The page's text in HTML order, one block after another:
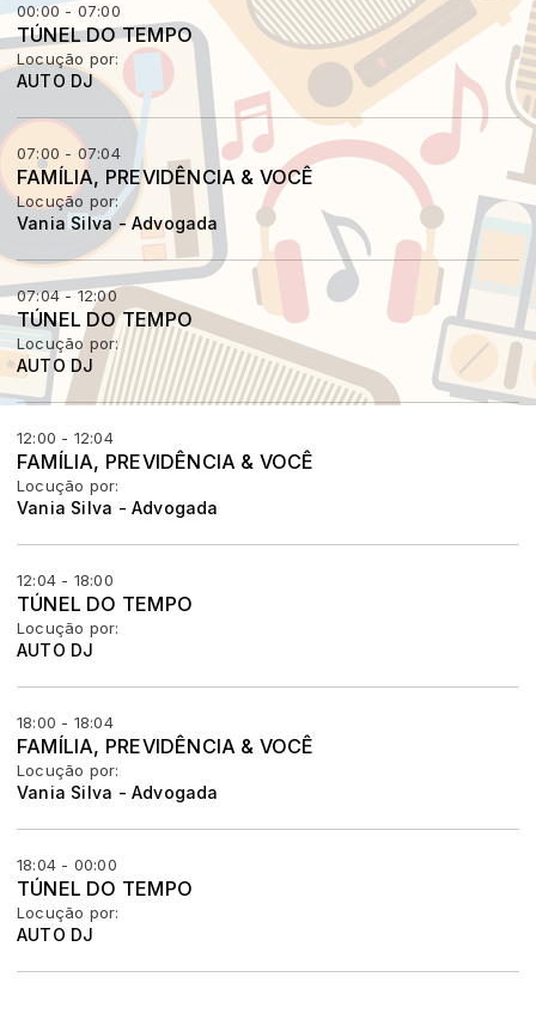
00:00 - 07:00
TÚNEL DO TEMPO
Locução por:
AUTO DJ
07:00 - 07:04
FAMÍLIA, PREVIDÊNCIA & VOCÊ
Locução por:
Vania Silva - Advogada
07:04 - 12:00
TÚNEL DO TEMPO
Locução por:
AUTO DJ
12:00 - 12:04
FAMÍLIA, PREVIDÊNCIA & VOCÊ
Locução por:
Vania Silva - Advogada
12:04 - 18:00
TÚNEL DO TEMPO
Locução por:
AUTO DJ
18:00 - 18:04
FAMÍLIA, PREVIDÊNCIA & VOCÊ
Locução por:
Vania Silva - Advogada
18:04 - 00:00
TÚNEL DO TEMPO
Locução por:
AUTO DJ